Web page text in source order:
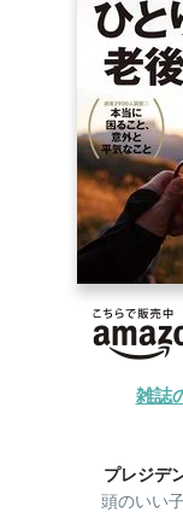
雑誌
プレジデ
頭のいい